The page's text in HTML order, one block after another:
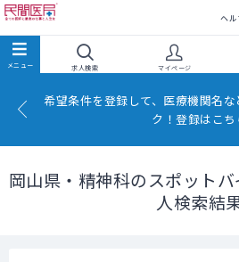
ヘル
求人検索 マイページ
希望条件を登録して、医療機関名
ク！登録はこち
岡山県・精神科のスポット
人検索結